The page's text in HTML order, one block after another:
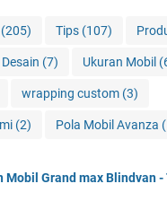
(205) Tips (107)
(7) Ukuran Mobil
wrapping custom (3)
(2) Pola Mobil Avanza
Mobil Grand max Blindvan